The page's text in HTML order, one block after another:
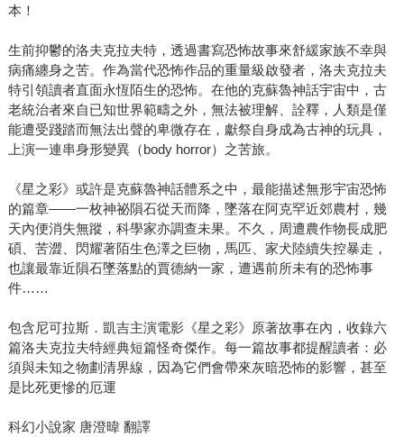
本！
生前抑鬱的洛夫克拉夫特，透過書寫恐怖故事來舒緩家族不幸與
病痛纏身之苦。作為當代恐怖作品的重量級啟發者，洛夫克拉夫
特引領讀者直面永恆陌生的恐怖。在他的克蘇魯神話宇宙中，古
老統治者來自已知世界範疇之外，無法被理解、詮釋，人類是僅
能遭受踐踏而無法出聲的卑微存在，獻祭自身成為古神的玩具，
上演一連串身形變異（body horror）之苦旅。
《星之彩》或許是克蘇魯神話體系之中，最能描述無形宇宙恐怖
的篇章――一枚神祕隕石從天而降，墜落在阿克罕近郊農村，幾
天內便消失無蹤，科學家亦調查未果。不久，周遭農作物長成肥
碩、苦澀、閃耀著陌生色澤之巨物，馬匹、家犬陸續失控暴走，
也讓最靠近隕石墜落點的賈德納一家，遭遇前所未有的恐怖事
件……
包含尼可拉斯．凱吉主演電影《星之彩》原著故事在內，收錄六
篇洛夫克拉夫特經典短篇怪奇傑作。每一篇故事都提醒讀者：必
須與未知之物劃清界線，因為它們會帶來灰暗恐怖的影響，甚至
是比死更慘的厄運
科幻小說家 唐澄暐 翻譯